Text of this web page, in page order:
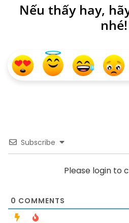
Nếu thấy hay,
nhé!
Subscribe
Please login to
0 COMMENTS